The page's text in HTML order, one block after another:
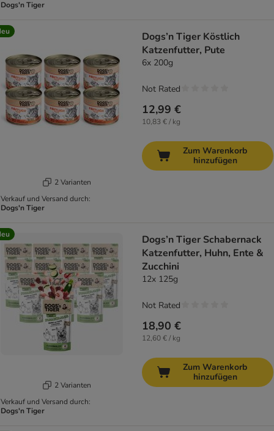
Dogs'n Tiger
2 Varianten
Verkauf und Versand durch:
Dogs'n Tiger
Dogs’n Tiger Köstlich
Katzenfutter, Pute
6x 200g
12,99 €
10,83 € / kg
Not Rated
Zum Warenkorb
hinzufügen
2 Varianten
Verkauf und Versand durch:
Dogs'n Tiger
Dogs’n Tiger Schabernack
Katzenfutter, Huhn, Ente &
Zucchini
12x 125g
18,90 €
12,60 € / kg
Not Rated
Zum Warenkorb
hinzufügen